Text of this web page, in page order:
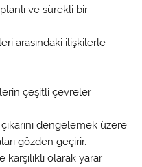
ve sürekli bir
arasındaki ilişkilerle
çeşitli çevreler
dengelemek üzere
gözden geçirir.
olarak yarar